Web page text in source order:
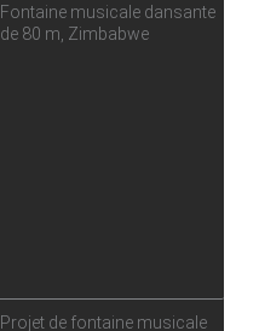
Fontaine musicale dansante
de 80 m, Zimbabwe
Projet de fontaine musicale